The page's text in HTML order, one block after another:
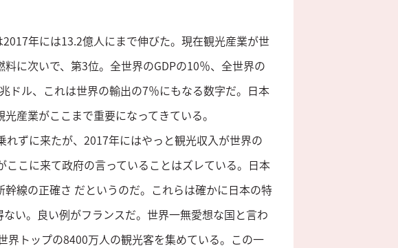
年には13.2億人にまで伸びた。現在観光産業が世
に次いで、第3位。全世界のGDPの10％、全世界の
ドル、これは世界の輸出の7％にもなる数字だ。日本
産業がここまで重要になってきている。
ずに来たが、2017年にはやっと観光収入が世界の
こに来て政府の言っていることはズレている。日本
線の正確さ だというのだ。これらは確かに日本の特
い。良い例がフランスだ。世界一無愛想な国と言わ
界トップの8400万人の観光客を集めている。この一